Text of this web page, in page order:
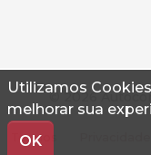
Utilizamos
melhorar sua
OK
© 2026
Termos